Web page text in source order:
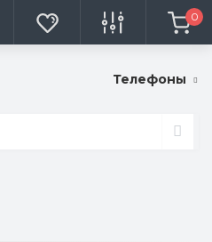
0
Телефоны